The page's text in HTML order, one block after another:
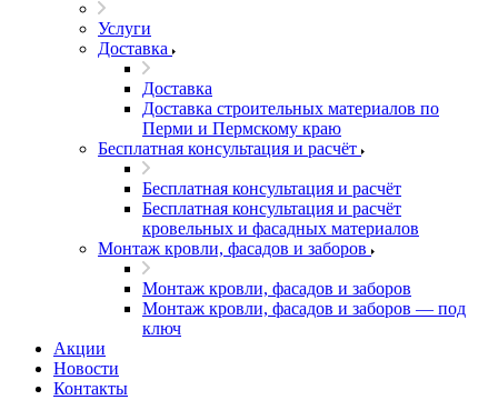
Услуги
Доставка
Доставка
Доставка строительных материалов по
Перми и Пермскому краю
Бесплатная консультация и расчёт
Бесплатная консультация и расчёт
Бесплатная консультация и расчёт
кровельных и фасадных материалов
Монтаж кровли, фасадов и заборов
Монтаж кровли, фасадов и заборов
Монтаж кровли, фасадов и заборов — под
ключ
Акции
Новости
Контакты